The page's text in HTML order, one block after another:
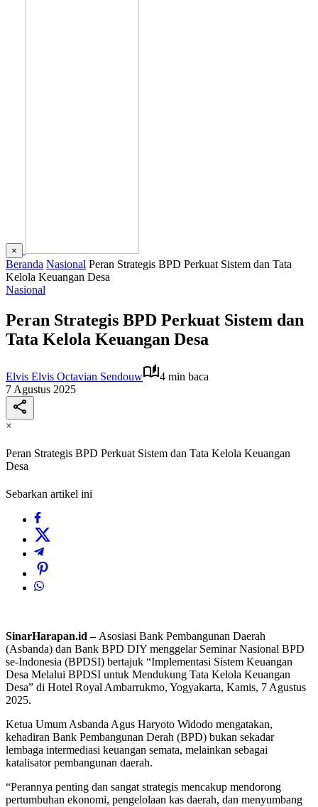
×
Beranda Nasional Peran Strategis BPD Perkuat Sistem dan Tata
Kelola Keuangan Desa
Nasional
Peran Strategis BPD Perkuat Sistem dan
Tata Kelola Keuangan Desa
Elvis Elvis Octavian Sendouw
4 min baca
7 Agustus 2025
×
Peran Strategis BPD Perkuat Sistem dan Tata Kelola Keuangan
Desa
Sebarkan artikel ini
SinarHarapan.id – Asosiasi Bank Pembangunan Daerah
(Asbanda) dan Bank BPD DIY menggelar Seminar Nasional BPD
se-Indonesia (BPDSI) bertajuk “Implementasi Sistem Keuangan
Desa Melalui BPDSI untuk Mendukung Tata Kelola Keuangan
Desa” di Hotel Royal Ambarrukmo, Yogyakarta, Kamis, 7 Agustus
2025.
Ketua Umum Asbanda Agus Haryoto Widodo mengatakan,
kehadiran Bank Pembangunan Derah (BPD) bukan sekadar
lembaga intermediasi keuangan semata, melainkan sebagai
katalisator pembangunan daerah.
“Perannya penting dan sangat strategis mencakup mendorong
pertumbuhan ekonomi, pengelolaan kas daerah, dan menyumbang